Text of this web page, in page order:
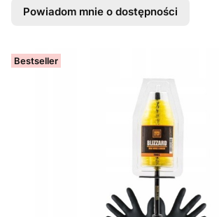
Powiadom mnie o dostępności
Bestseller